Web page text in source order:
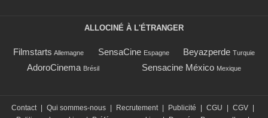
ALLOCINÉ À L'ÉTRANGER
Filmstarts Allemagne SensaCine Espagne Beyazperde Turquie
AdoroCinema Brésil Sensacine México Mexique
Contact Qui sommes-nous Recrutement Publicité CGU CGV